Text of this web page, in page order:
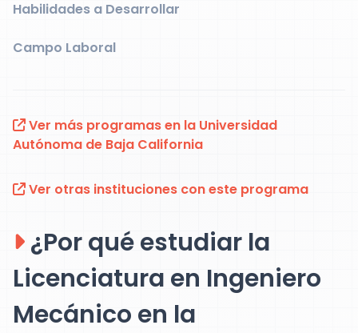
Habilidades a Desarrollar
Campo Laboral
Ver más programas en la Universidad
Autónoma de Baja California
Ver otras instituciones con este programa
¿Por qué estudiar la
Licenciatura en Ingeniero
Mecánico en la